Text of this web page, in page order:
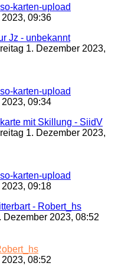
karten-upload
09:36
Jz - unbekannt
1. Dezember 2023,
karten-upload
09:34
mit Skillung - SiidV
1. Dezember 2023,
karten-upload
09:18
- Robert_hs
Dezember 2023, 08:52
08:52